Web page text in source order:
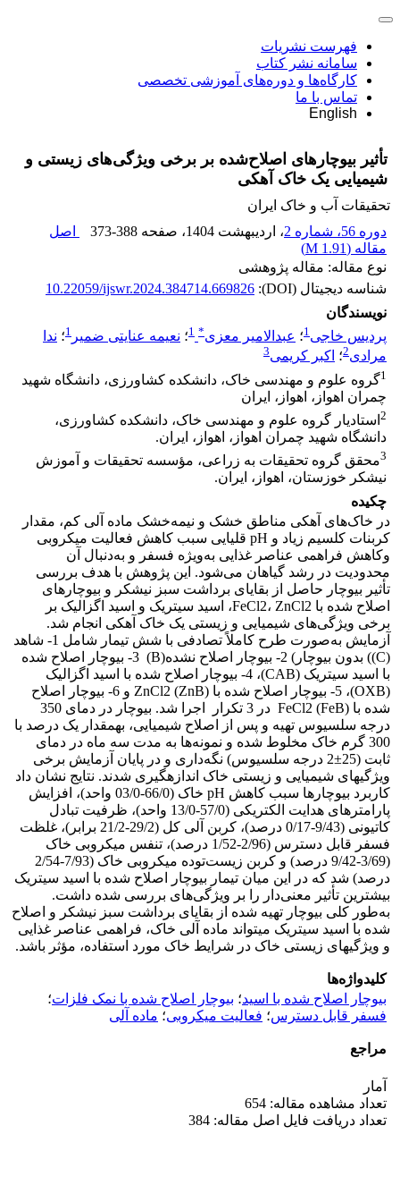
فهرست نشریات
سامانه نشر کتاب
کارگاه‌ها و دوره‌های آموزشی تخصصی
تماس با ما
English
تأثیر بیوچارهای اصلاح‌شده بر برخی ویژگی‌های زیستی و
شیمیایی یک خاک آهکی
تحقیقات آب و خاک ایران
دوره 56، شماره 2
، اردیبهشت 1404 ، صفحه 373-388
اصل
مقاله (1.91 M
)
نوع مقاله: مقاله پژوهشی
شناسه دیجیتال (DOI):
10.22059/ijswr.2024.384714.669826
نویسندگان
پردیس خاجی1؛ عبدالامیر معزی*
1؛ نعیمه عنایتی ضمیر 1؛ ندا
مرادی2؛ اکبر کریمی3
1گروه علوم و مهندسی خاک، دانشکده کشاورزی، دانشگاه شهید
چمران اهواز، اهواز، ایران
2 استادیار گروه علوم و مهندسی خاک، دانشکده کشاورزی،
دانشگاه شهید چمران اهواز، اهواز، ایران.
3محقق گروه تحقیقات به زراعی، مؤسسه تحقیقات و آموزش
نیشکر خوزستان، اهواز، ایران.
چکیده
در خاک‌های آهکی مناطق خشک و نیمه‌خشک ماده آلی کم، مقدار
کربنات کلسیم زیاد و pH قلیایی سبب کاهش فعالیت میکروبی
وکاهش فراهمی عناصر غذایی به‌ویژه فسفر و به‌دنبال آن
محدودیت در رشد گیاهان می‌شود. این پژوهش با هدف بررسی
تأثیر بیوچار حاصل از بقایای برداشت سبز نیشکر و بیوچارهای
اصلاح شده با FeCl2، ZnCl2، اسید سیتریک و اسید اگزالیک بر
برخی ویژگی‌های شیمیایی و زیستی یک خاک آهکی انجام شد.
آزمایش به‌صورت طرح کاملاً تصادفی با شش تیمار شامل 1- شاهد
(C)) بدون بیوچار) 2- بیوچار اصلاح نشده(B) 3- بیوچار اصلاح شده
با اسید سیتریک (CAB)، 4- بیوچار اصلاح شده با اسید اگزالیک
(OXB)، 5- بیوچار اصلاح شده با ZnCl2 (ZnB) و 6- بیوچار اصلاح
شده با FeCl2 (FeB) در 3 تکرار اجرا شد. بیوچار در دمای 350
درجه سلسیوس تهیه و پس از اصلاح شیمیایی، به­مقدار یک درصد با
300 گرم خاک مخلوط شده و نمونه‌ها به مدت سه ماه در دمای
ثابت (25±2 درجه سلسیوس) نگه‌داری و در پایان آزمایش برخی
ویژگی­های شیمیایی و زیستی خاک اندازه­گیری شدند. نتایج نشان داد
کاربرد بیوچارها سبب کاهش pH خاک (66/0-03/0 واحد)، افزایش
پارامترهای هدایت الکتریکی (57/0-13/0 واحد)، ظرفیت تبادل
کاتیونی (9/43-0/17 درصد)، کربن آلی کل (29/2-21/2 برابر)، غلظت
فسفر قابل دسترس (2/96-1/52 درصد)، تنفس میکروبی خاک
(3/69-9/42 درصد) و کربن زیست‌توده میکروبی خاک (7/93-2/54
درصد) شد که در این میان تیمار بیوچار اصلاح شده با اسید سیتریک
بیشترین تأثیر معنی‌دار را بر ویژگی‌های بررسی شده داشت.
به‌طور کلی بیوچار تهیه شده از بقایای برداشت سبز نیشکر و اصلاح
شده با اسید سیتریک می­تواند ماده آلی خاک، فراهمی عناصر غذایی
و ویژگی­های زیستی خاک در شرایط خاک‌ مورد استفاده، مؤثر باشد.
کلیدواژه‌ها
بیوچار اصلاح شده با اسید؛ بیوچار اصلاح شده با نمک فلزات؛
فسفر قابل دسترس؛ فعالیت میکروبی؛ ماده آلی
مراجع
آمار
تعداد مشاهده مقاله: 654
تعداد دریافت فایل اصل مقاله: 384